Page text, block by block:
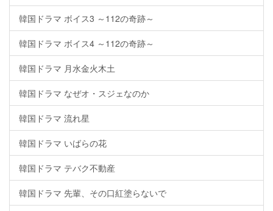
韓国ドラマ ボイス3 ～112の奇跡～
韓国ドラマ ボイス4 ～112の奇跡～
韓国ドラマ 月水金火木土
韓国ドラマ なぜオ・スジェなのか
韓国ドラマ 流れ星
韓国ドラマ いばらの花
韓国ドラマ テバク不動産
韓国ドラマ 先輩、その口紅塗らないで